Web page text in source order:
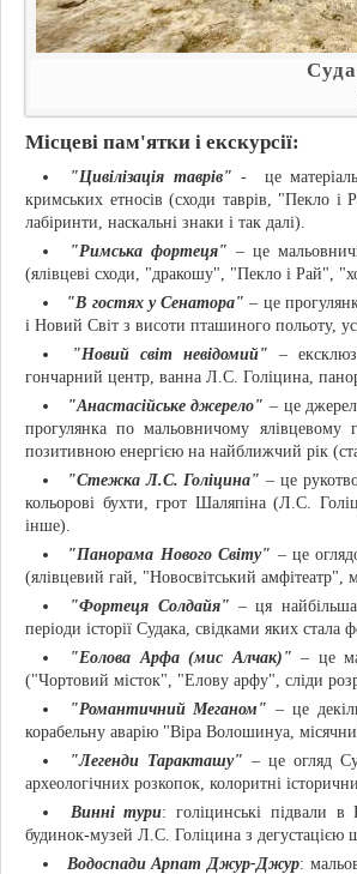
Місцеві пам'ятки і екскурсії:
"Цивілізація таврів" - це
кримських етносів (сходи таврів, "Пекло
лабіринти, наскальні знаки і так далі).
"Римська фортеця" – це
(ялівцеві сходи, "дракошу", "Пекло і Рай",
"В гостях у Сенатора" – це
і Новий Світ з висоти пташиного польоту,
"Новий світ невідомий" –
гончарний центр, ванна Л.С. Голіцина,
"Анастасійське джерело" – це
прогулянка по мальовничому
позитивною енергією на найближчий рік
"Стежка Л.С. Голіцина" – це
кольорові бухти, грот Шаляпіна (Л.С.
інше).
"Панорама Нового Світу" – це
(ялівцевий гай, "Новосвітський
"Фортеця Солдайя" – ця
періоди історії Судака, свідками яких стала
"Еолова Арфа (мис Алчак)" – це
("Чортовий місток", "Елову арфу", сліди
"Романтичний Меганом" – це
корабельну аварію "Віра Волошинуа,
"Легенди Таракташу" – це огляд
археологічних розкопок, колоритні
Винні тури: голіцинські підвали
будинок-музей Л.С. Голіцина з
Водоспади Арпат Джур-Джур: